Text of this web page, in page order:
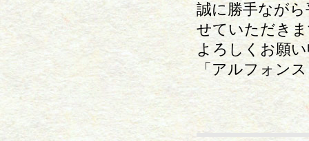
誠に勝手ながら
せていただき
よろしくお願
「アルフォン